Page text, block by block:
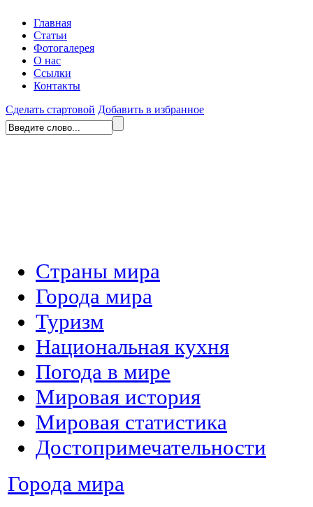
Главная
Статьи
Фотогалерея
О нас
Ссылки
Контакты
Сделать стартовой Добавить в избранное
Страны мира
Города мира
Туризм
Национальная кухня
Погода в мире
Мировая история
Мировая статистика
Достопримечательности
Города мира